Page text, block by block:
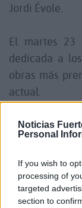
Noticias
Personal
If you wish to
processing of
targeted
section to
Jordi Évole.
El martes 23
dedicada a
obras más
actual.
La jornada
24 con la
presentado
uno de los
temporada,